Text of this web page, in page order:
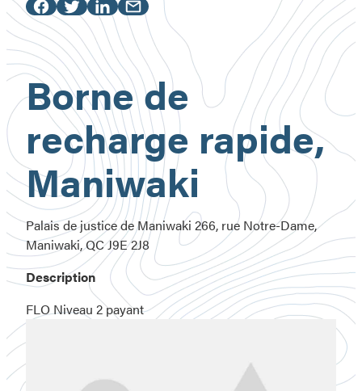
Borne de
recharge rapide,
Maniwaki
Palais de justice de Maniwaki 266, rue Notre-Dame,
Maniwaki, QC J9E 2J8
Description
FLO Niveau 2 payant